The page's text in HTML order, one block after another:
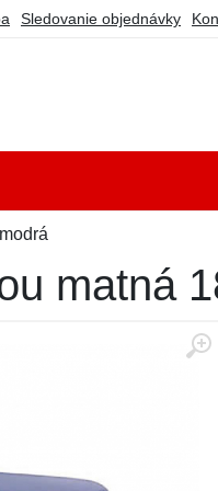
Sledovanie objednávky
matná